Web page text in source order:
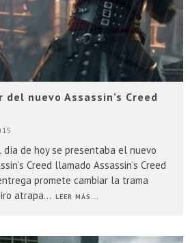
nuevo Assassin’s Creed
día de hoy se presentaba el nuevo
Creed llamado Assassin’s Creed
promete cambiar la trama
atrapa... LEER MÁS...